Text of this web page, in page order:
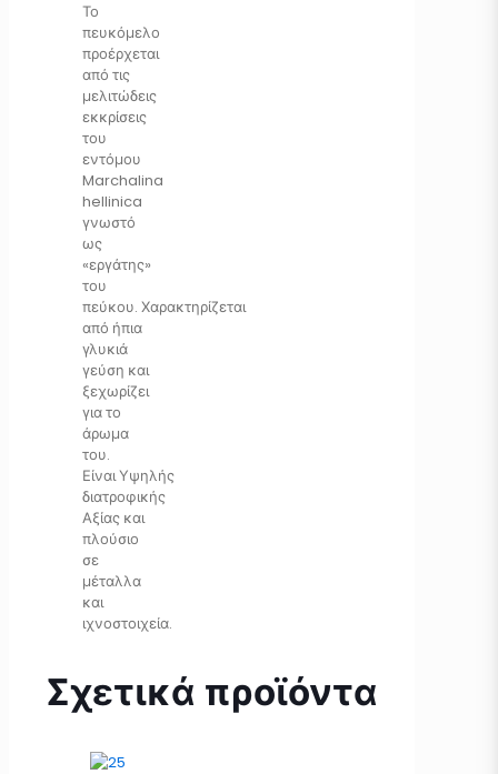
Το
πευκόμελο
προέρχεται
από τις
μελιτώδεις
εκκρίσεις
του
εντόμου
Marchalina
hellinica
γνωστό
ως
«εργάτης»
του
πεύκου. Χαρακτηρίζεται
από ήπια
γλυκιά
γεύση και
ξεχωρίζει
για το
άρωμα
του.
Είναι Υψηλής
διατροφικής
Αξίας και
πλούσιο
σε
μέταλλα
και
ιχνοστοιχεία.
Σχετικά προϊόντα